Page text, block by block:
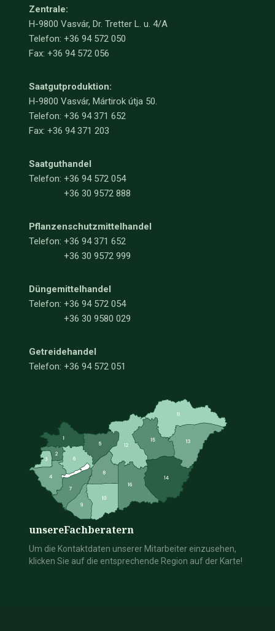
Zentrale:
H-9800 Vasvár, Dr. Tretter L. u. 4/A
Telefon: +36 94 572 050
Fax: +36 94 572 056
Saatgutproduktion:
H-9800 Vasvár, Mártirok útja 50.
Telefon: +36 94 371 652
Fax: +36 94 371 203
Saatguthandel
Telefon: +36 94 572 054
+36 30 9572 888
Pflanzenschutzmittelhandel
Telefon: +36 94 371 652
+36 30 9572 999
Düngemittelhandel
Telefon: +36 94 572 054
+36 30 9580 029
Getreidehandel
Telefon: +36 94 572 051
unsereFachberatern
Um die Kontaktdaten unserer Mitarbeiter einzusehen,
klicken Sie auf die entsprechende Region auf der Karte!